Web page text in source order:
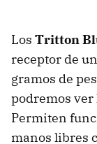
Los Tritton
receptor de
gramos de
podremos
Permiten
manos libres